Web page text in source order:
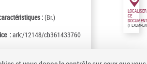
:(Br.)
:ark:/12148/cb361433760
LOCALISER
CE
DOCUMENT
(1